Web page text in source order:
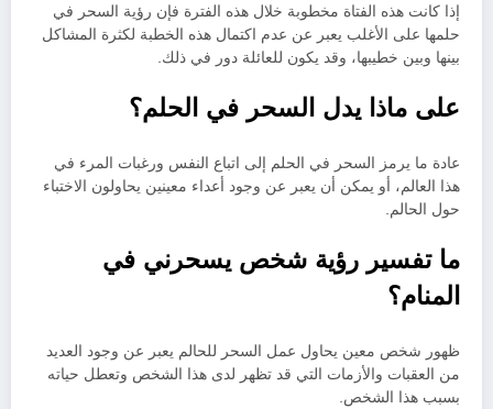
إذا كانت هذه الفتاة مخطوبة خلال هذه الفترة فإن رؤية السحر في
حلمها على الأغلب يعبر عن عدم اكتمال هذه الخطبة لكثرة المشاكل
بينها وبين خطيبها، وقد يكون للعائلة دور في ذلك.
على ماذا يدل السحر في الحلم؟
عادة ما يرمز السحر في الحلم إلى اتباع النفس ورغبات المرء في
هذا العالم، أو يمكن أن يعبر عن وجود أعداء معينين يحاولون الاختباء
حول الحالم.
ما تفسير رؤية شخص يسحرني في
المنام؟
ظهور شخص معين يحاول عمل السحر للحالم يعبر عن وجود العديد
من العقبات والأزمات التي قد تظهر لدى هذا الشخص وتعطل حياته
بسبب هذا الشخص.